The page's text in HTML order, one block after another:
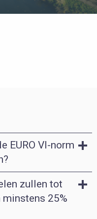
EURO VI-norm
zullen tot
minstens 25%